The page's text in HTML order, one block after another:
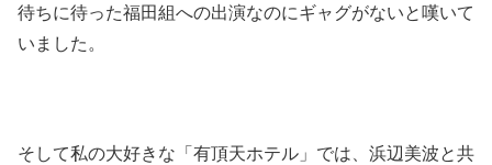
待ちに待った福田組への出演なのにギャグがないと嘆いて
いました。
そして私の大好きな「有頂天ホテル」では、浜辺美波と共